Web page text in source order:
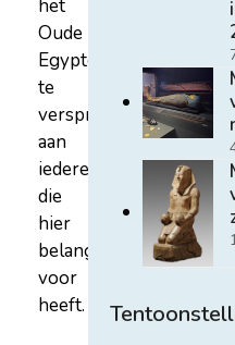
het
Oude
Egypte
te
verspreiden
aan
iedereen
die
hier
belangstelling
voor
heeft.